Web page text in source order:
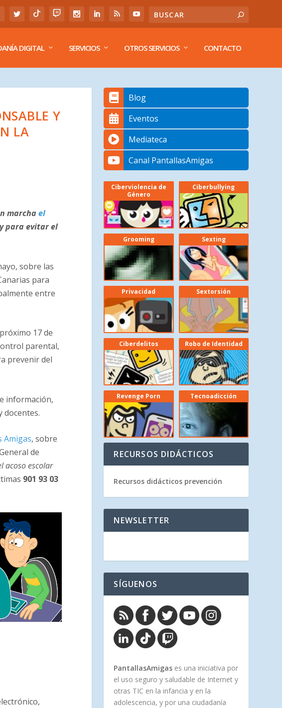
DIGITAL SERVICIOS OTROS SERVICIOS CONTACTO
Y
LA
marchael
para evitar el
sobre las
para
entre
17 de
parental,
prevenir del
información,
docentes.
Amigas, sobre
de
acoso escolar
901 93 03
Blog
Eventos
Mediateca
Canal PantallasAmigas
Ciberviolencia de
Género
Ciberbullying
Grooming Sexting
Privacidad Sextorsión
Ciberdelitos Robo de Identidad
Revenge Porn Tecnoadicción
RECURSOS DIDÁCTICOS
Recursos didácticos prevención
NEWSLETTER
SÍGUENOS
PantallasAmigas es una iniciativa por
el uso seguro y saludable de Internet y
otras TIC en la infancia y en la
adolescencia, y por una ciudadanía